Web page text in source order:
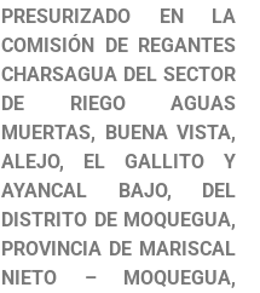
PRESURIZADO EN LA
COMISIÓN DE REGANTES
CHARSAGUA DEL SECTOR
DE RIEGO AGUAS
MUERTAS, BUENA VISTA,
ALEJO, EL GALLITO Y
AYANCAL BAJO, DEL
DISTRITO DE MOQUEGUA,
PROVINCIA DE MARISCAL
NIETO – MOQUEGUA,